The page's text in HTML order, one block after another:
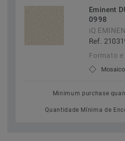
Eminent
0998
iQ
Ref.
Formato e
Minimum purchase
Quantidade Mínima de